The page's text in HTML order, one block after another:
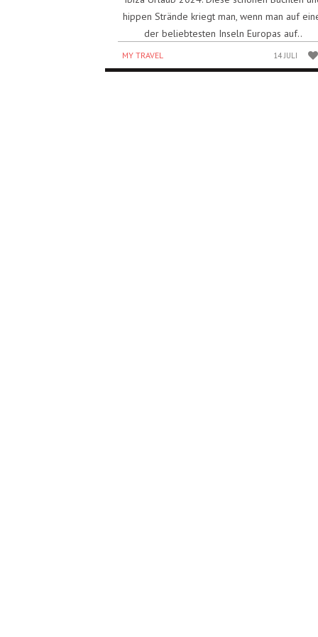
hippen Strände kriegt man, wenn man auf
der beliebtesten Inseln Europas auf..
MY TRAVEL 14 JULI